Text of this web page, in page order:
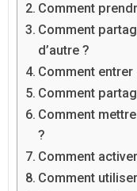
Comment
Comment
d’autre ?
Comment
Comment
Comment
?
Comment
Comment